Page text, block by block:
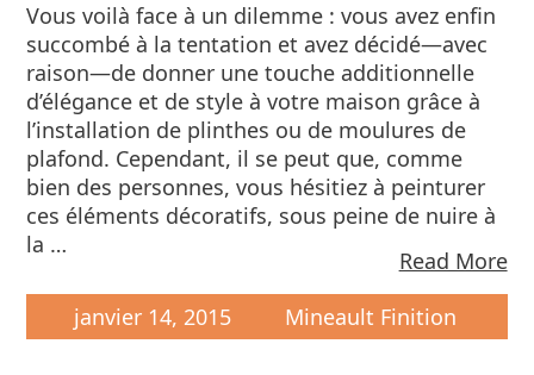
Vous voilà face à un dilemme : vous avez enfin
succombé à la tentation et avez décidé—avec
raison—de donner une touche additionnelle
d’élégance et de style à votre maison grâce à
l’installation de plinthes ou de moulures de
plafond. Cependant, il se peut que, comme
bien des personnes, vous hésitiez à peinturer
ces éléments décoratifs, sous peine de nuire à
la …
Read More
janvier 14, 2015
Mineault Finition